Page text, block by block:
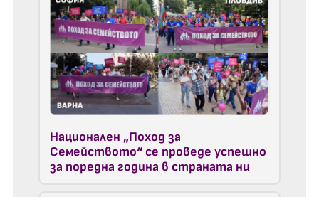
Национален „Поход за
Семейството“ се проведе успешно
за поредна година в страната ни